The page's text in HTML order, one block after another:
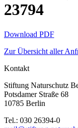
23794
Download PDF
Zur Übersicht aller
Kontakt
Stiftung Naturschutz
Potsdamer Straße 68
10785 Berlin
Tel.: 030 26394-0